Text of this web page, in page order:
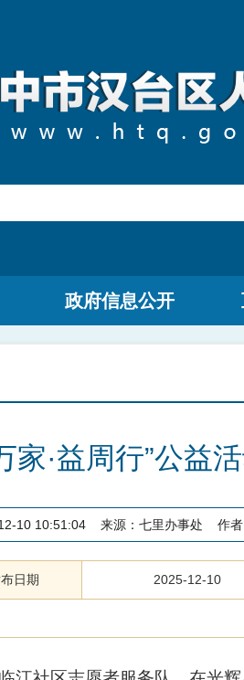
政府信息公开
家·益周行”公益
10 10:51:04 来源： 七里办事处 作者
日期 2025-12-10